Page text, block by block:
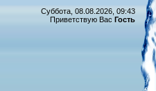
Суббота, 08.08.2026, 09:43
Приветствую Вас Гость